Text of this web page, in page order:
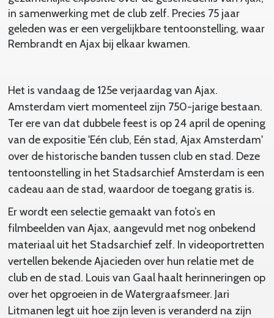
in samenwerking met de club zelf. Precies 75 jaar
geleden was er een vergelijkbare tentoonstelling, waar
Rembrandt en Ajax bij elkaar kwamen.
Het is vandaag de 125e verjaardag van Ajax.
Amsterdam viert momenteel zijn 750-jarige bestaan.
Ter ere van dat dubbele feest is op 24 april de opening
van de expositie 'Eén club, Eén stad, Ajax Amsterdam'
over de historische banden tussen club en stad. Deze
tentoonstelling in het Stadsarchief Amsterdam is een
cadeau aan de stad, waardoor de toegang gratis is.
Er wordt een selectie gemaakt van foto’s en
filmbeelden van Ajax, aangevuld met nog onbekend
materiaal uit het Stadsarchief zelf. In videoportretten
vertellen bekende Ajacieden over hun relatie met de
club en de stad. Louis van Gaal haalt herinneringen op
over het opgroeien in de Watergraafsmeer. Jari
Litmanen legt uit hoe zijn leven is veranderd na zijn